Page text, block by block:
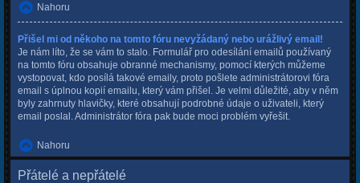
Nahoru
Přišel mi od někoho na tomto fóru nevyžádaný nebo urážlivý email!
Je nám líto, že se vám to stalo. Formulář pro odesílání emailů používaný
na tomto fóru obsahuje obranné mechanismy, pomocí kterých můžeme
vystopovat, kdo posílá takové emaily, proto pošlete administrátorovi fóra
email s úplnou kopií emailu, který vám přišel. Je velmi důležité, aby v něm
byly zahrnuty hlavičky, které obsahují podrobné údaje o uživateli, který
email poslal. Administrátor fóra pak bude moci problém vyřešit.
Nahoru
Přátelé a nepřátelé